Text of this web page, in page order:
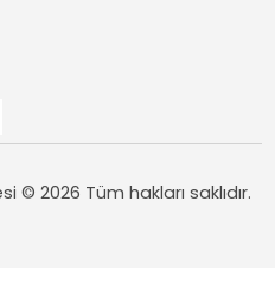
© 2026 Tüm hakları saklıdır.